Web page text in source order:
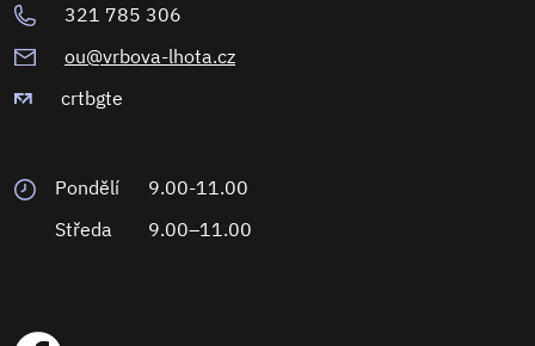
321 785 306
ou@vrbova-lhota.cz
crtbgte
Pondělí
9.00-11.00
Středa
9.00–11.00